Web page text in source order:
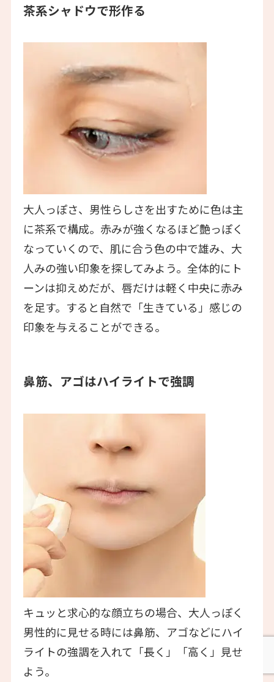
茶系シャドウで形作る
大人っぽさ、男性らしさを出すために色は主
に茶系で構成。赤みが強くなるほど艶っぽく
なっていくので、肌に合う色の中で雄み、大
人みの強い印象を探してみよう。全体的にト
ーンは抑えめだが、唇だけは軽く中央に赤み
を足す。すると自然で「生きている」感じの
印象を与えることができる。
鼻筋、アゴはハイライトで強調
キュッと求心的な顔立ちの場合、大人っぽく
男性的に見せる時には鼻筋、アゴなどにハイ
ライトの強調を入れて「長く」「高く」見せ
よう。